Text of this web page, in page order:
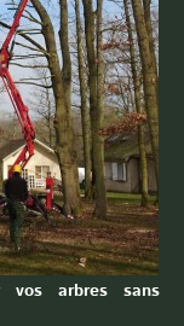
vos arbres sans